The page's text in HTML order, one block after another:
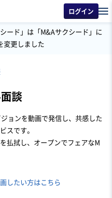
ログイン
ード」は「M&Aサクシード」に
変更しました
談
ョンを動画で発信し、共感した
スです。
払拭し、オープンでフェアなM
したい方はこちら